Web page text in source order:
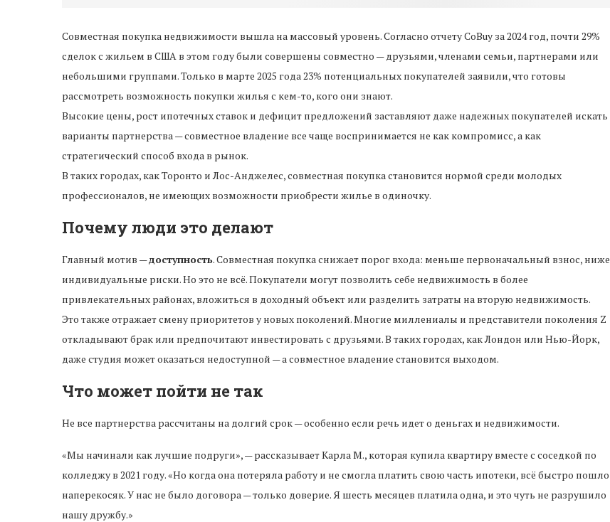
Совместная покупка недвижимости вышла на массовый уровень. Согласно отчету CoBuy за 2024 год, почти 29%
сделок с жильем в США в этом году были совершены совместно — друзьями, членами семьи, партнерами или
небольшими группами. Только в марте 2025 года 23% потенциальных покупателей заявили, что готовы
рассмотреть возможность покупки жилья с кем-то, кого они знают.
Высокие цены, рост ипотечных ставок и дефицит предложений заставляют даже надежных покупателей искать
варианты партнерства — совместное владение все чаще воспринимается не как компромисс, а как
стратегический способ входа в рынок.
В таких городах, как Торонто и Лос-Анджелес, совместная покупка становится нормой среди молодых
профессионалов, не имеющих возможности приобрести жилье в одиночку.
Почему люди это делают
Главный мотив —доступность. Совместная покупка снижает порог входа: меньше первоначальный взнос, ниже
индивидуальные риски. Но это не всё. Покупатели могут позволить себе недвижимость в более
привлекательных районах, вложиться в доходный объект или разделить затраты на вторую недвижимость.
Это также отражает смену приоритетов у новых поколений. Многие миллениалы и представители поколения Z
откладывают брак или предпочитают инвестировать с друзьями. В таких городах, как Лондон или Нью-Йорк,
даже студия может оказаться недоступной — а совместное владение становится выходом.
Что может пойти не так
Не все партнерства рассчитаны на долгий срок — особенно если речь идет о деньгах и недвижимости.
«Мы начинали как лучшие подруги», — рассказывает Карла М., которая купила квартиру вместе с соседкой по
колледжу в 2021 году. «Но когда она потеряла работу и не смогла платить свою часть ипотеки, всё быстро пошло
наперекосяк. У нас не было договора — только доверие. Я шесть месяцев платила одна, и это чуть не разрушило
нашу дружбу.»